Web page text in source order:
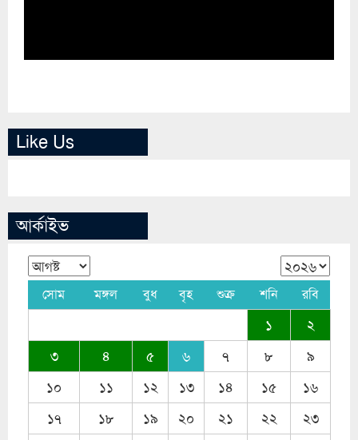
Like Us
আর্কাইভ
সোম মঙ্গল বুধ বৃহ শুক্র শনি রবি
১
২
৩
৪ ৫ ৬ ৭ ৮
৯
১০
১১ ১২ ১৩ ১৪ ১৫
১৬
১৭
১৮ ১৯ ২০ ২১ ২২
২৩